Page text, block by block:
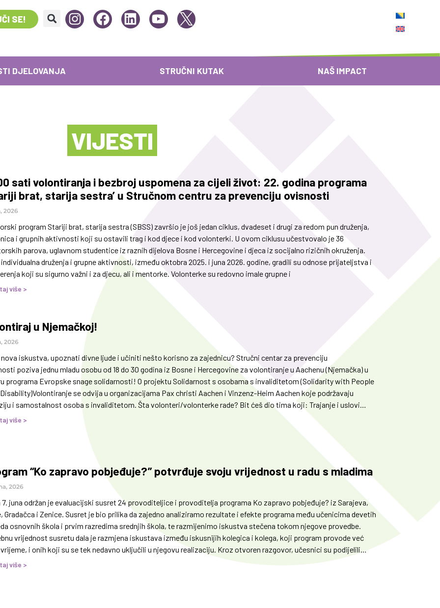
SE!
DJELOVANJA STRUČNI KUTAK NAŠ IMPACT
VIJESTI
sati volontiranja i bezbroj uspomena za cijeli život: 22. godina programa
brat, starija sestra’ u Stručnom centru za prevenciju ovisnosti
2026
program Stariji brat, starija sestra (SBSS) završio je još jedan ciklus, dvadeset i drugi za redom pun druženja,
i grupnih aktivnosti koji su ostavili trag i kod djece i kod volonterki. U ovom ciklusu učestvovalo je 36
parova, uglavnom studentice iz raznih dijelova Bosne i Hercegovine i djeca iz socijalno rizičnih okruženja.
druženja i grupne aktivnosti, između oktobra 2025. i juna 2026. godine, gradili su odnose prijateljstva i
koji su sigurno važni i za djecu, ali i mentorke. Volonterke su redovno imale grupne i
više >
u Njemačkoj!
2026
iskustva, upoznati divne ljude i učiniti nešto korisno za zajednicu? Stručni centar za prevenciju
poziva jednu mladu osobu od 18 do 30 godina iz Bosne i Hercegovine za volontiranje u Aachenu (Njemačka) u
programa Evropske snage solidarnosti! O projektu Solidarnost s osobama s invaliditetom (Solidarity with People
se odvija u organizacijama Pax christi Aachen i Vinzenz-Heim Aachen koje podržavaju
i samostalnost osoba s invaliditetom. Šta volonteri/volonterke rade? Bit ćeš dio tima koji: Trajanje i uslovi
se prijaviti? Prijave su otvorene do ponedjeljka, 13. jula 2026. godine, pa ne čekaj! Pošalji
više >
“Ko zapravo pobjeđuje?” potvrđuje svoju vrijednost u radu s mladima
2026
7. juna održan je evaluacijski susret 24 provoditeljice i provoditelja programa Ko zapravo pobjeđuje? iz Sarajeva,
Gradačca i Zenice. Susret je bio prilika da zajedno analiziramo rezultate i efekte programa među učenicima devetih
osnovnih škola i prvim razredima srednjih škola, te razmijenimo iskustva stečena tokom njegove provedbe.
vrijednost susretu dala je razmjena iskustava između iskusnijih kolegica i kolega, koji program provode već
i onih koji su se tek nedavno uključili u njegovu realizaciju. Kroz otvoren razgovor, učesnici su podijelili
uspjehe i korisne savjete
više >